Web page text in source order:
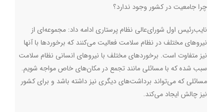
چرا جامعیت در کشور وجود ندارد؟
نایب‌رئیس اول شورای‌عالی نظام پرستاری ادامه داد: مجموعه‌ای از
نیروهای مختلف در نظام سلامت فعالیت می‌کنند که برخوردها با آنها
نیز متفاوت است. برخوردهای مختلف با نیروهای انسانی نظام‌ سلامت
سبب شده که با مسائلی مانند تجمع در مکان‌های خاص مواجه شویم.
مسائلی که می‌تواند برداشت‌های دیگری نیز داشته باشد و برای کشور
نیز چالش ایجاد می‌کند.